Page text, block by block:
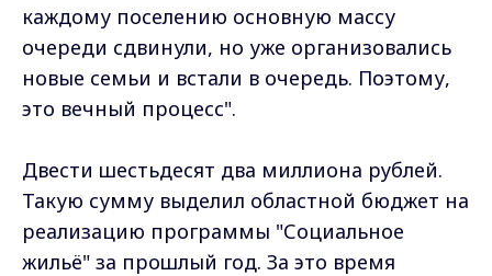
каждому поселению основную массу
очереди сдвинули, но уже организовались
новые семьи и встали в очередь. Поэтому,
это вечный процесс".
Двести шестьдесят два миллиона рублей.
Такую сумму выделил областной бюджет на
реализацию программы "Социальное
жильё" за прошлый год. За это время